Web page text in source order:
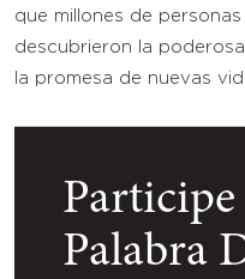
que millones de
descubrieron la
la promesa de nuevas
Palabra